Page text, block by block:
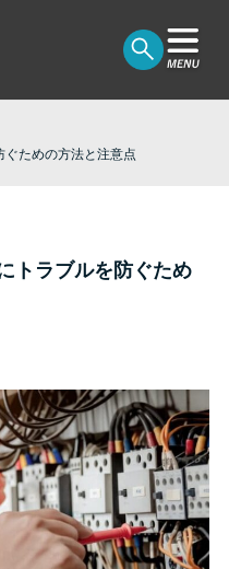
ための方法と注意点
トラブルを防ぐため